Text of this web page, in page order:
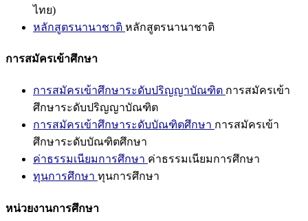
ไทย)
หลักสูตรนานาชาติ หลักสูตรนานาชาติ
การสมัครเข้าศึกษา
การสมัครเข้าศึกษาระดับปริญญาบัณฑิต การสมัครเข้า
ศึกษาระดับปริญญาบัณฑิต
การสมัครเข้าศึกษาระดับบัณฑิตศึกษา การสมัครเข้า
ศึกษาระดับบัณฑิตศึกษา
ค่าธรรมเนียมการศึกษา ค่าธรรมเนียมการศึกษา
ทุนการศึกษา ทุนการศึกษา
หน่วยงานการศึกษา